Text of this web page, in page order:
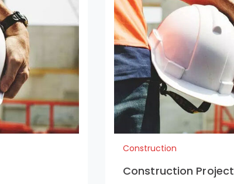
Construction
Construction Project